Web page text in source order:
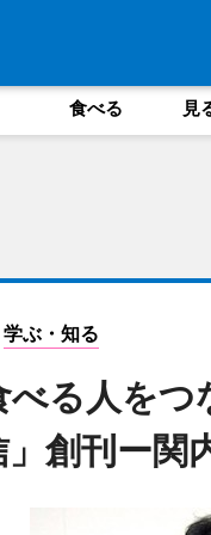
食べる 見
学ぶ・知る
る人をつ
」創刊ー関